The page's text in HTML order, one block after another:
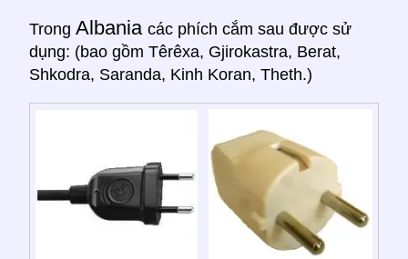
Trong Albania các phích cắm sau được sử
dụng: (bao gồm Têrêxa, Gjirokastra, Berat,
Shkodra, Saranda, Kinh Koran, Theth.)